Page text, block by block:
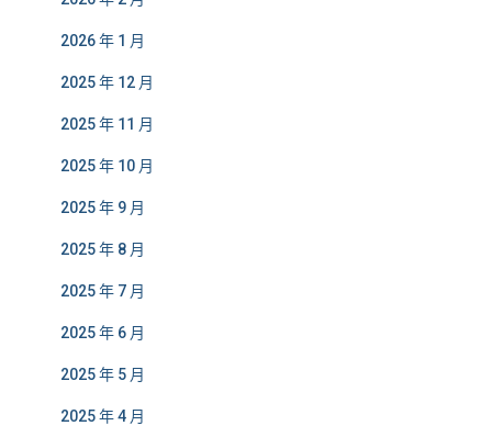
2026 年 1 月
2025 年 12 月
2025 年 11 月
2025 年 10 月
2025 年 9 月
2025 年 8 月
2025 年 7 月
2025 年 6 月
2025 年 5 月
2025 年 4 月